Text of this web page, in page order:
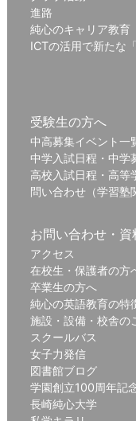
進路
純心のキャリア教育
ICTの活用で新たな「
受験生の方へ
中高募集イベント一
中学入試日程・中学
高校入試日程・高等
問い合わせ（学習塾
お問い合わせ・資
アクセス
在校生・保護者の方
卒業生の方へ
純心の英語教育の特
施設・設備・校舎の
スクールバス
女子力発信
図書館ブログ
学園創立100周年記
長崎純心大学